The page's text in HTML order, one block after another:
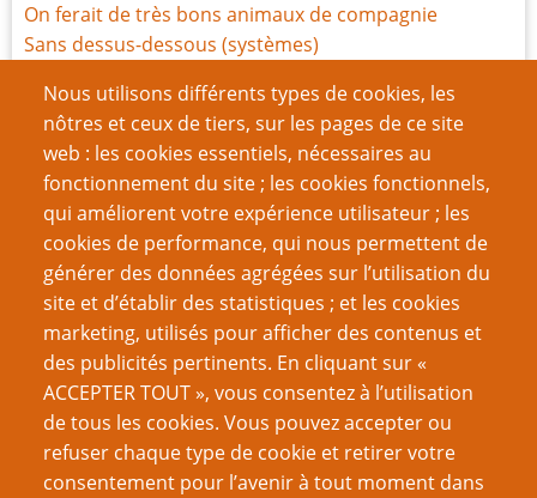
Nous utilisons différents types de cookies, les
nôtres et ceux de tiers, sur les pages de ce site
web : les cookies essentiels, nécessaires au
fonctionnement du site ; les cookies fonctionnels,
qui améliorent votre expérience utilisateur ; les
cookies de performance, qui nous permettent de
générer des données agrégées sur l’utilisation du
site et d’établir des statistiques ; et les cookies
marketing, utilisés pour afficher des contenus et
des publicités pertinents. En cliquant sur «
ACCEPTER TOUT », vous consentez à l’utilisation
de tous les cookies. Vous pouvez accepter ou
refuser chaque type de cookie et retirer votre
consentement pour l’avenir à tout moment dans
On ferait de très bons animaux de compagnie
Sans dessus-dessous (systèmes)
Rapport de mission
Ode aux Indés
Les jeux en une page sont-ils sans valeur ?
La Carte-X ne vous sauvera pas de tout
Défi du gamer : un jeu par saison
Pagination 1
Page
suivante
››
VOUS AIMEREZ AUSSI
Exilées dans l’indé, mais sans aucun regret
Romance et Jeu de Rôles : des biais de genre ?